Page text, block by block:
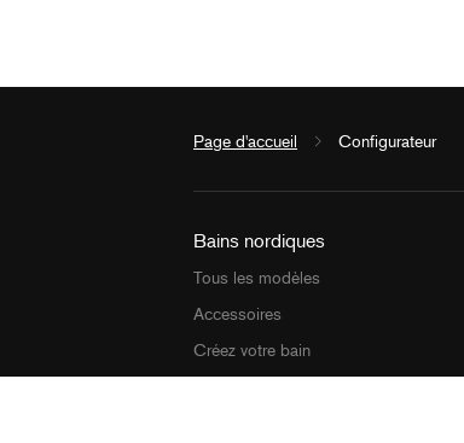
Page d'accueil Configurateur
Bains nordiques
Tous les modèles
Accessoires
Créez votre bain